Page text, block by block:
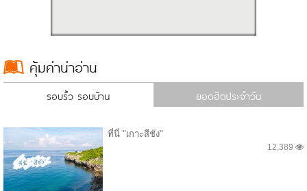
คุ้มค่าน่าอ่าน
รอบรั้ว รอบบ้าน ยอดฮิตประจำวัน
ที่นี่ "เกาะสีชัง"
12,389